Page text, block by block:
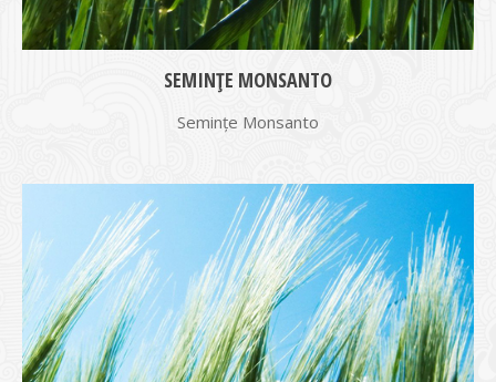
SEMINȚE MONSANTO
Semințe Monsanto